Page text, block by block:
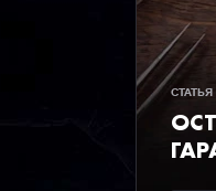
СТАТЬЯ